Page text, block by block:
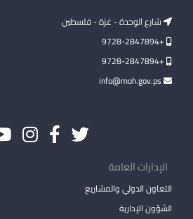
شارع الوحدة - غزة - فلسطين
+9728-2847894
+9728-2847894
الإدارات العامة
التعاون الدولي والمشاريع
الشؤون الإدارية